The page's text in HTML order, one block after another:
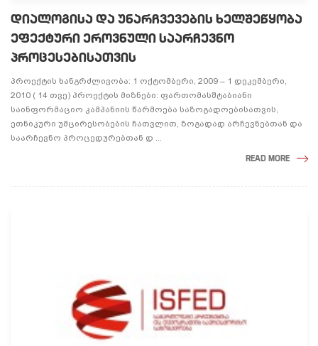
ᲓᲘᲐᲚᲝᲒᲘᲡᲐ ᲓᲐ ᲣᲜᲐᲠᲩᲕᲔᲕᲔᲑᲘᲡ ᲮᲔᲚᲨᲔᲬᲧᲝᲑᲐ
ᲔᲤᲔᲥᲢᲣᲠᲘ ᲔᲠᲝᲕᲜᲣᲚᲘ ᲡᲐᲐᲠᲩᲔᲕᲜᲝ
ᲞᲠᲝᲪᲔᲡᲔᲑᲘᲡᲐᲗᲕᲘᲡ
პროექტის ხანგრძლივობა: 1 ოქტომბერი, 2009 – 1 დეკემბერი,
2010 ( 14 თვე) პროექტის მიზნები: ფართომასშტაბიანი
საინფორმაციო კამპანიის წარმოება საზოგადოებისათვის,
ეთნიკური უმცირესობების ჩათვლით, ზოგადად არჩევნებთან და
საარჩევნო პროცედურებთან დ ...
READ MORE